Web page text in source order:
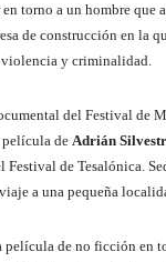
torno a un hombre que
de construcción en la
y criminalidad.
del Festival de
película deAdrián
Festival de Tesalónica.
a una pequeña
película de no ficción en